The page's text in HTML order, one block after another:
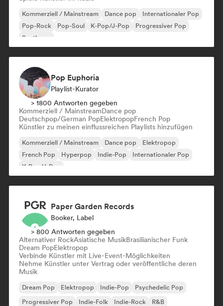
Kommerziell / Mainstream Dance pop
Internationaler Pop
Pop-Rock
Pop-Soul K-Pop/J-Pop
Progressiver Pop
Synthpop
Pop Euphoria
Playlist-Kurator
> 1800 Antworten gegeben
Kommerziell / MainstreamDance pop
Deutschpop/German PopElektropopFrench Pop
Künstler zu meinen einflussreichen Playlists hinzufügen
Kommerziell / Mainstream Dance pop
Elektropop
French Pop
Hyperpop Indie-Pop
Internationaler Pop
K-Pop/J-Pop
Paper Garden Records
Booker, Label
> 800 Antworten gegeben
Alternativer RockAsiatische MusikBrasilianischer Funk
Dream PopElektropop
Verbinde Künstler mit Live-Event-Möglichkeiten
Nehme Künstler unter Vertrag oder veröffentliche deren
Musik
Dream Pop Elektropop Indie-Pop
Psychedelic Pop
Progressiver Pop
Indie-Folk Indie-Rock R&B